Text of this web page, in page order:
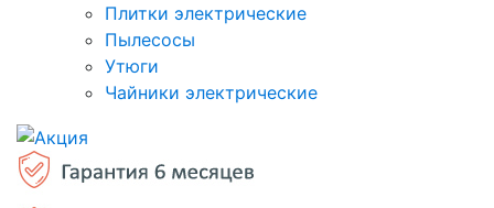
Плитки электрические
Пылесосы
Утюги
Чайники электрические